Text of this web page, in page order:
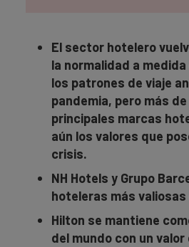
El sector hotelero
la normalidad a
los patrones de viaje
pandemia, pero más
principales marcas
aún los valores que
crisis.
NH Hotels y Grupo
hoteleras más valiosas
Hilton se mantiene
del mundo con un valor